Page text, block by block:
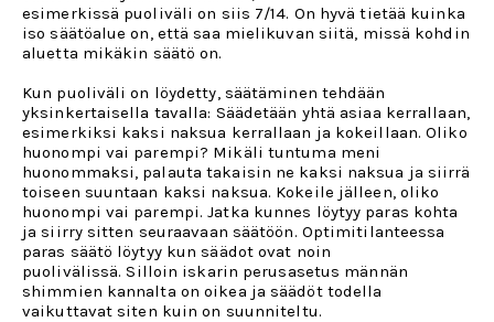
esimerkissä puoliväli on siis 7/14. On hyvä tietää kuinka
iso säätöalue on, että saa mielikuvan siitä, missä kohdin
aluetta mikäkin säätö on.
Kun puoliväli on löydetty, säätäminen tehdään
yksinkertaisella tavalla: Säädetään yhtä asiaa kerrallaan,
esimerkiksi kaksi naksua kerrallaan ja kokeillaan. Oliko
huonompi vai parempi? Mikäli tuntuma meni
huonommaksi, palauta takaisin ne kaksi naksua ja siirrä
toiseen suuntaan kaksi naksua. Kokeile jälleen, oliko
huonompi vai parempi. Jatka kunnes löytyy paras kohta
ja siirry sitten seuraavaan säätöön. Optimitilanteessa
paras säätö löytyy kun säädot ovat noin
puolivälissä.Silloin iskarin perusasetus männän
shimmien kannalta on oikea ja säädöt todella
vaikuttavat siten kuin on suunniteltu.